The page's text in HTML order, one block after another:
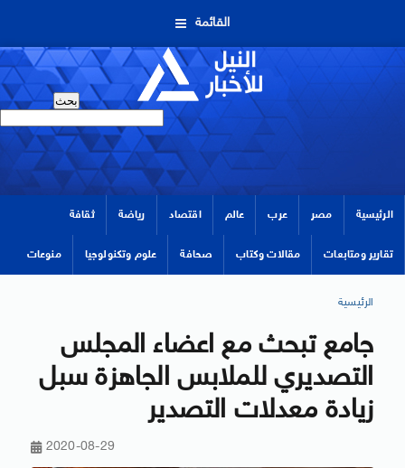
القائمة
الرئيسية مصر عرب عالم اقتصاد رياضة ثقافة
تقارير ومتابعات مقالات وكتاب صحافة علوم وتكنولوجيا منوعات
الرئيسية
جامع تبحث مع اعضاء المجلس
التصديري للملابس الجاهزة سبل
زيادة معدلات التصدير
2020-08-29